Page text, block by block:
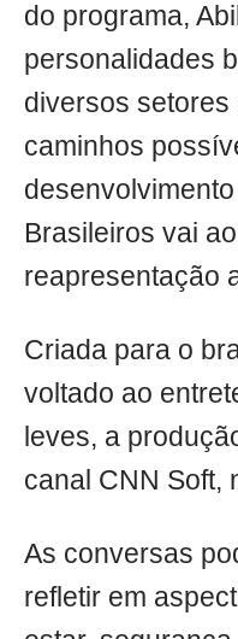
do programa,
personalidades
diversos
caminhos
Brasileiros vai
reapresentação
Criada para o
voltado ao
leves, a
canal CNN Soft,
As conversas
refletir em